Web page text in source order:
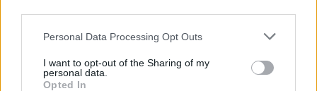
Personal Data Processing Opt Outs
I want to opt-out of the Sharing of my
personal data.
Opted In
kínálatunkból. Ezért is rendezünk minden második héten,
18.00 óráig várjuk szeretettel az érdeklődőket.